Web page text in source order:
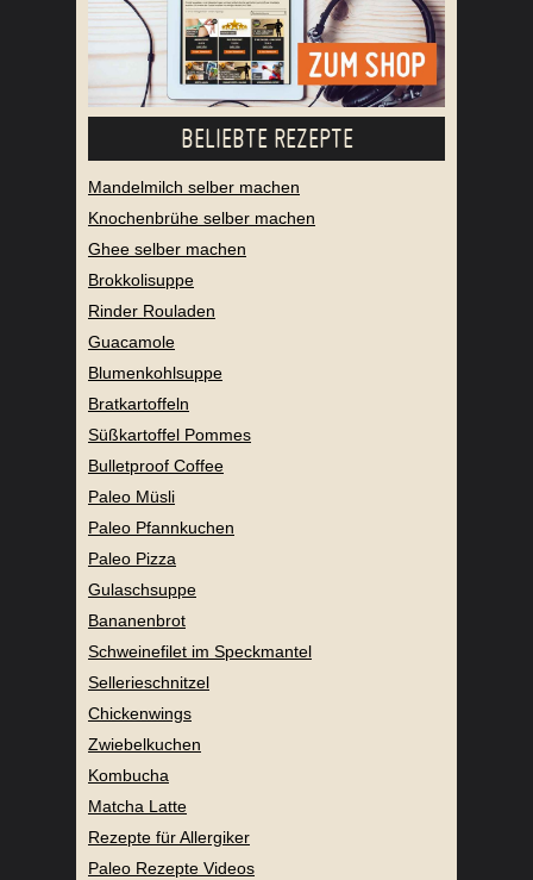
BELIEBTE REZEPTE
Mandelmilch selber machen
Knochenbrühe selber machen
Ghee selber machen
Brokkolisuppe
Rinder Rouladen
Guacamole
Blumenkohlsuppe
Bratkartoffeln
Süßkartoffel Pommes
Bulletproof Coffee
Paleo Müsli
Paleo Pfannkuchen
Paleo Pizza
Gulaschsuppe
Bananenbrot
Schweinefilet im Speckmantel
Sellerieschnitzel
Chickenwings
Zwiebelkuchen
Kombucha
Matcha Latte
Rezepte für Allergiker
Paleo Rezepte Videos